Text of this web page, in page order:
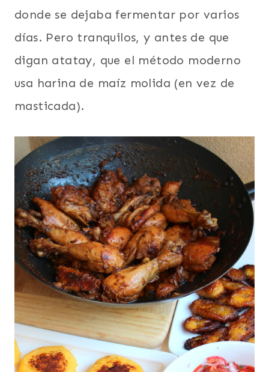
donde se dejaba fermentar por varios
días. Pero tranquilos, y antes de que
digan atatay, que el método moderno
usa harina de maíz molida (en vez de
masticada).